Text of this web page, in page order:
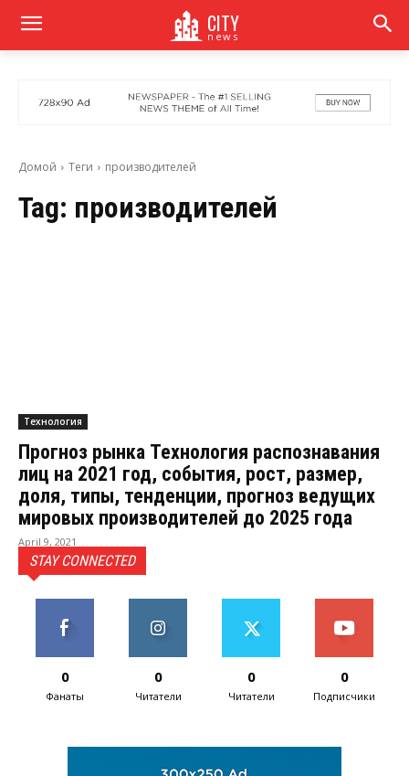
CITY
news
Домой Теги производителей
Tag: производителей
Технология
Прогноз рынка Технология распознавания
лиц на 2021 год, события, рост, размер,
доля, типы, тенденции, прогноз ведущих
мировых производителей до 2025 года
April 9, 2021
STAY CONNECTED
0
Фанаты
0
Читатели
0
Читатели
0
Подписчики